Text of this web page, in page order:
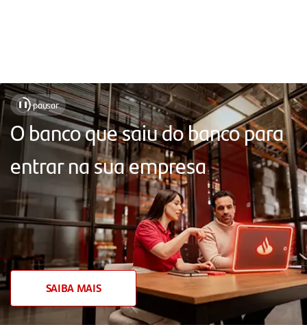
Soluções
para
sua
empresa,
com
atendimento
próximo,
chat
humanizado,
conta
❚❚ pausar
O banco que saiu do banco para
entrar na sua empresa
SAIBA MAIS